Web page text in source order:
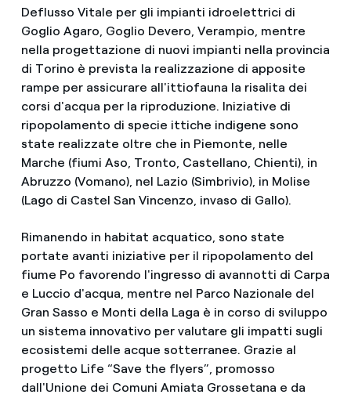
Deflusso Vitale per gli impianti idroelettrici di
Goglio Agaro, Goglio Devero, Verampio, mentre
nella progettazione di nuovi impianti nella provincia
di Torino è prevista la realizzazione di apposite
rampe per assicurare all'ittiofauna la risalita dei
corsi d'acqua per la riproduzione. Iniziative di
ripopolamento di specie ittiche indigene sono
state realizzate oltre che in Piemonte, nelle
Marche (fiumi Aso, Tronto, Castellano, Chienti), in
Abruzzo (Vomano), nel Lazio (Simbrivio), in Molise
(Lago di Castel San Vincenzo, invaso di Gallo).
Rimanendo in habitat acquatico, sono state
portate avanti iniziative per il ripopolamento del
fiume Po favorendo l'ingresso di avannotti di Carpa
e Luccio d'acqua, mentre nel Parco Nazionale del
Gran Sasso e Monti della Laga è in corso di sviluppo
un sistema innovativo per valutare gli impatti sugli
ecosistemi delle acque sotterranee. Grazie al
progetto Life “Save the flyers”, promosso
dall'Unione dei Comuni Amiata Grossetana e da